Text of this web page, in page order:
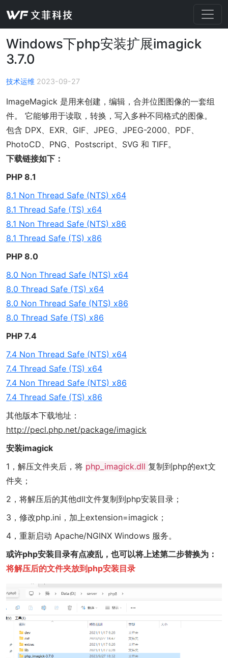
Windows下php安装扩展imagick
3.7.0
技术运维 2023-09-27
ImageMagick 是用来创建，编辑，合并位图图像的一套组
件。 它能够用于读取，转换，写入多种不同格式的图像。
包含 DPX、EXR、GIF、JPEG、JPEG-2000、PDF、
PhotoCD、PNG、Postscript、SVG 和 TIFF。
下载链接如下：
PHP 8.1
8.1 Non Thread Safe (NTS) x64
8.1 Thread Safe (TS) x64
8.1 Non Thread Safe (NTS) x86
8.1 Thread Safe (TS) x86
PHP 8.0
8.0 Non Thread Safe (NTS) x64
8.0 Thread Safe (TS) x64
8.0 Non Thread Safe (NTS) x86
8.0 Thread Safe (TS) x86
PHP 7.4
7.4 Non Thread Safe (NTS) x64
7.4 Thread Safe (TS) x64
7.4 Non Thread Safe (NTS) x86
7.4 Thread Safe (TS) x86
其他版本下载地址：
http://pecl.php.net/package/imagick
安装imagick
1，解压文件夹后，将 php_imagick.dll 复制到php的ext文
件夹；
2，将解压后的其他dll文件复制到php安装目录；
3，修改php.ini，加上extension=imagick；
4，重新启动 Apache/NGINX Windows 服务。
或许php安装目录有点凌乱，也可以将上述第二步替换为：
将解压后的文件夹放到php安装目录